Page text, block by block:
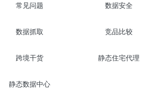
常见问题 数据安全
数据抓取 竞品比较
跨境干货 静态住宅代理
静态数据中心